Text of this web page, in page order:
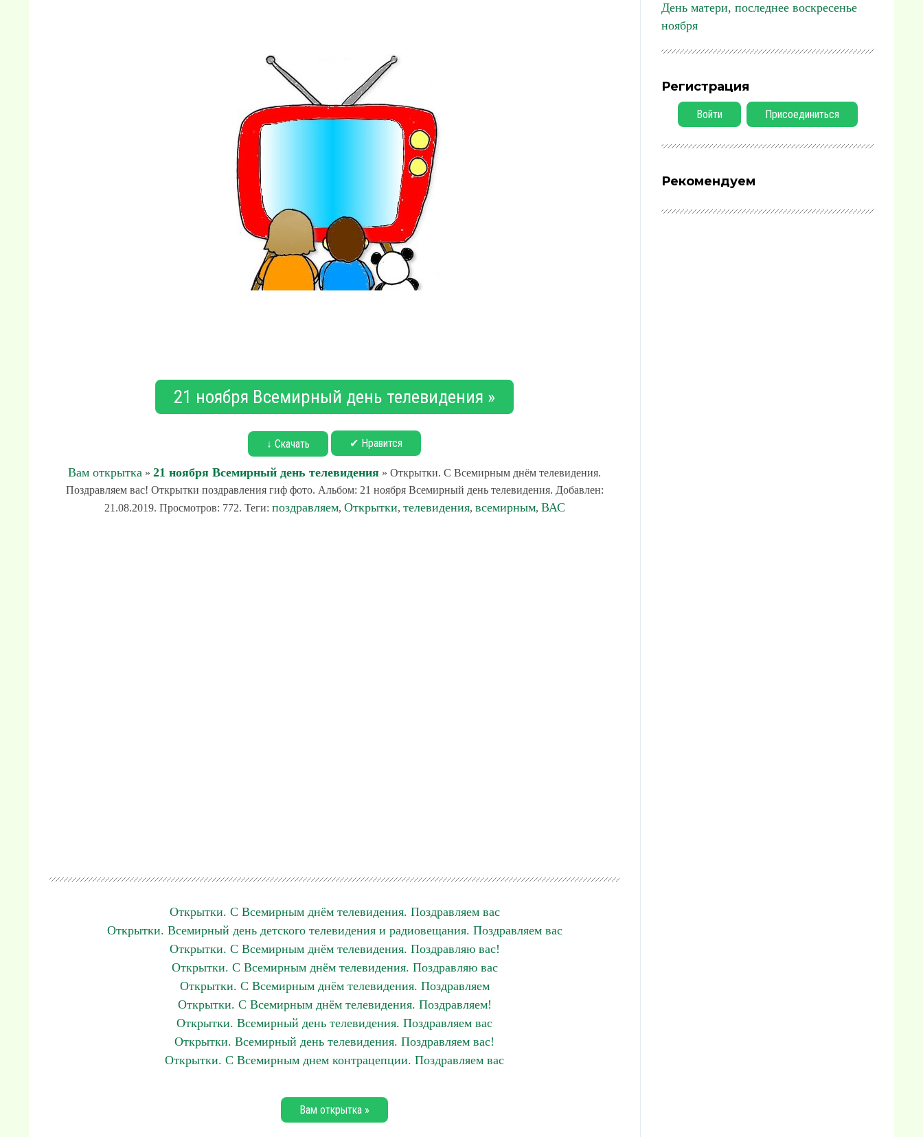
21 ноября Всемирный день телевидения »
↓ Скачать ✔ Нравится
Вам открытка » 21 ноября Всемирный день телевидения » Открытки. С Всемирным днём телевидения.
Поздравляем вас! Открытки поздравления гиф фото. Альбом: 21 ноября Всемирный день телевидения. Добавлен:
21.08.2019. Просмотров: 772. Теги: поздравляем, Открытки, телевидения, всемирным, ВАС
Открытки. С Всемирным днём телевидения. Поздравляем вас
Открытки. Всемирный день детского телевидения и радиовещания. Поздравляем вас
Открытки. С Всемирным днём телевидения. Поздравляю вас!
Открытки. С Всемирным днём телевидения. Поздравляю вас
Открытки. С Всемирным днём телевидения. Поздравляем
Открытки. С Всемирным днём телевидения. Поздравляем!
Открытки. Всемирный день телевидения. Поздравляем вас
Открытки. Всемирный день телевидения. Поздравляем вас!
Открытки. С Всемирным днем контрацепции. Поздравляем вас
Вам открытка »
День матери, последнее воскресенье
ноября
Регистрация
Войти Присоединиться
Рекомендуем